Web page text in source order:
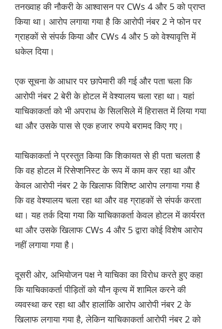
तनख्वाह की नौकरी के आश्वासन पर CWs 4 और 5 को प्राप्त
किया था। आरोप लगाया गया है कि आरोपी नंबर 2 ने फोन पर
ग्राहकों से संपर्क किया और CWs 4 और 5 को वेश्यावृत्ति में
धकेल दिया।
एक सूचना के आधार पर छापेमारी की गई और पता चला कि
आरोपी नंबर 2 बेरी के होटल में वेश्यालय चला रहा था। यहां
याचिकाकर्ता को भी अपराध के सिलसिले में हिरासत में लिया गया
था और उसके पास से एक हजार रुपये बरामद किए गए।
याचिकाकर्ता ने प्रस्तुत किया कि शिकायत से ही पता चलता है
कि वह होटल में रिसेप्शनिस्ट के रूप में काम कर रहा था और
केवल आरोपी नंबर 2 के खिलाफ विशिष्ट आरोप लगाया गया है
कि वह वेश्यालय चला रहा था और वह ग्राहकों से संपर्क करता
था। यह तर्क दिया गया कि याचिकाकर्ता केवल होटल में कार्यरत
था और उसके खिलाफ CWs 4 और 5 द्वारा कोई विशेष आरोप
नहीं लगाया गया है।
दूसरी ओर, अभियोजन पक्ष ने याचिका का विरोध करते हुए कहा
कि याचिकाकर्ता पीड़ितों को यौन कृत्य में शामिल करने की
व्यवस्था कर रहा था और हालांकि आरोप आरोपी नंबर 2 के
खिलाफ लगाया गया है, लेकिन याचिकाकर्ता आरोपी नंबर 2 को